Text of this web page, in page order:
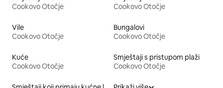
Cookovo Otočje
Cookovo Otočje
Vile
Cookovo Otočje
Bungalovi
Cookovo Otočje
Kuće
Cookovo Otočje
Smještaji s pristupom plaži
Cookovo Otočje